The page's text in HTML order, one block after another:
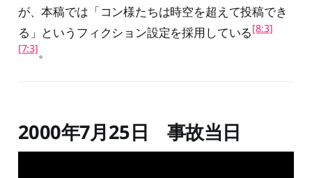
が、本稿では「コン様たちは時空を超えて投稿でき
る」というフィクション設定を採用している[8:3]
[7:3]。
2000年7月25日 事故当日